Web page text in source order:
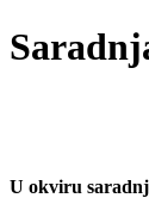
U okviru